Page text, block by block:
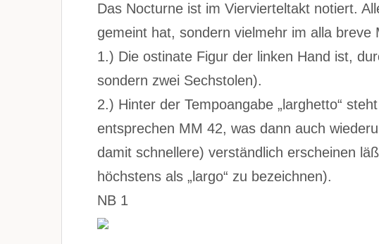
Das Nocturne ist im Viervierteltakt notiert.
gemeint hat, sondern vielmehr im alla breve
1.) Die ostinate Figur der linken Hand ist,
sondern zwei Sechstolen).
2.) Hinter der Tempoangabe „larghetto“
entsprechen MM 42, was dann auch
damit schnellere) verständlich erscheinen
höchstens als „largo“ zu bezeichnen).
NB 1